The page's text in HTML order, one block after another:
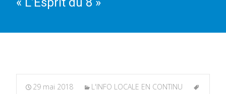
29 mai 2018
L'INFO LOCALE EN CONTINU